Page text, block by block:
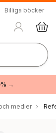
Billiga böcker
→
medier